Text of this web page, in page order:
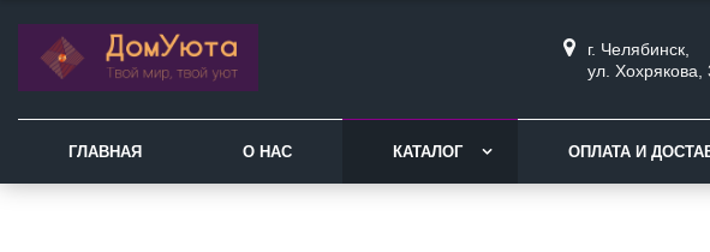
г. Челябинск,
ул. Хохрякова,
ГЛАВНАЯ О НАС КАТАЛОГ ОПЛАТА И